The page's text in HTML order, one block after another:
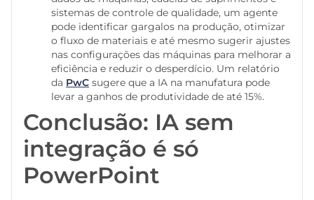
sistemas de controle de qualidade, um agente
pode identificar gargalos na produção, otimizar
o fluxo de materiais e até mesmo sugerir ajustes
nas configurações das máquinas para melhorar a
eficiência e reduzir o desperdício. Um relatório
da PwC sugere que a IA na manufatura pode
levar a ganhos de produtividade de até 15%.
Conclusão: IA sem
integração é só
PowerPoint